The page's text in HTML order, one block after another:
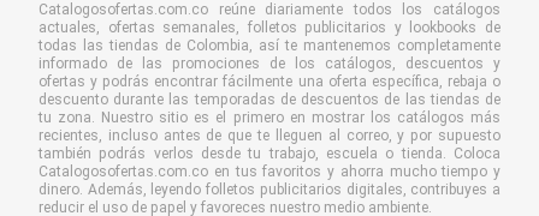
Catalogosofertas.com.co reúne diariamente todos los catálogos
actuales, ofertas semanales, folletos publicitarios y lookbooks de
todas las tiendas de Colombia, así te mantenemos completamente
informado de las promociones de los catálogos, descuentos y
ofertas y podrás encontrar fácilmente una oferta específica, rebaja o
descuento durante las temporadas de descuentos de las tiendas de
tu zona. Nuestro sitio es el primero en mostrar los catálogos más
recientes, incluso antes de que te lleguen al correo, y por supuesto
también podrás verlos desde tu trabajo, escuela o tienda. Coloca
Catalogosofertas.com.co en tus favoritos y ahorra mucho tiempo y
dinero. Además, leyendo folletos publicitarios digitales, contribuyes a
reducir el uso de papel y favoreces nuestro medio ambiente.